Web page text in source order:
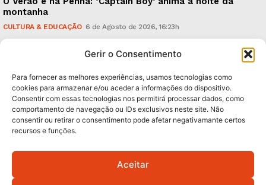
Gerir o Consentimento
Para fornecer as melhores experiências, usamos tecnologias como
cookies para armazenar e/ou aceder a informações do dispositivo.
Consentir com essas tecnologias nos permitirá processar dados, como
comportamento de navegação ou IDs exclusivos neste site. Não
consentir ou retirar o consentimento pode afetar negativamante certos
recursos e funções.
Aceitar
montanha
CULTURA & EDUCAÇÃO 6 de Agosto de 2026, 16:23h
em causa”, garante Ricardo Araújo
Subscreva Newsletter:
QUERO ADERIR